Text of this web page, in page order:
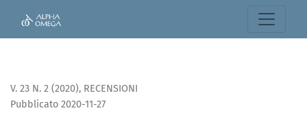
V. 23 N. 2 (2020), RECENSIONI
Pubblicato 2020-11-27